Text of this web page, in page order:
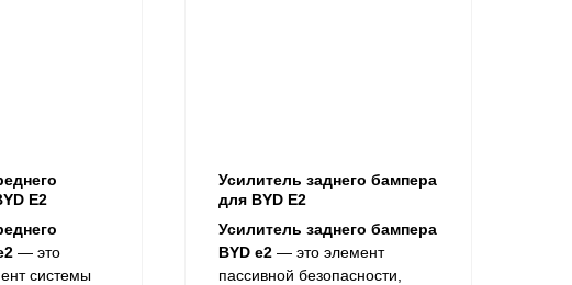
E2
— это
системы
Усилитель заднего бампера
для BYD E2
Усилитель заднего бампера
BYD e2 — это элемент
пассивной безопасности,